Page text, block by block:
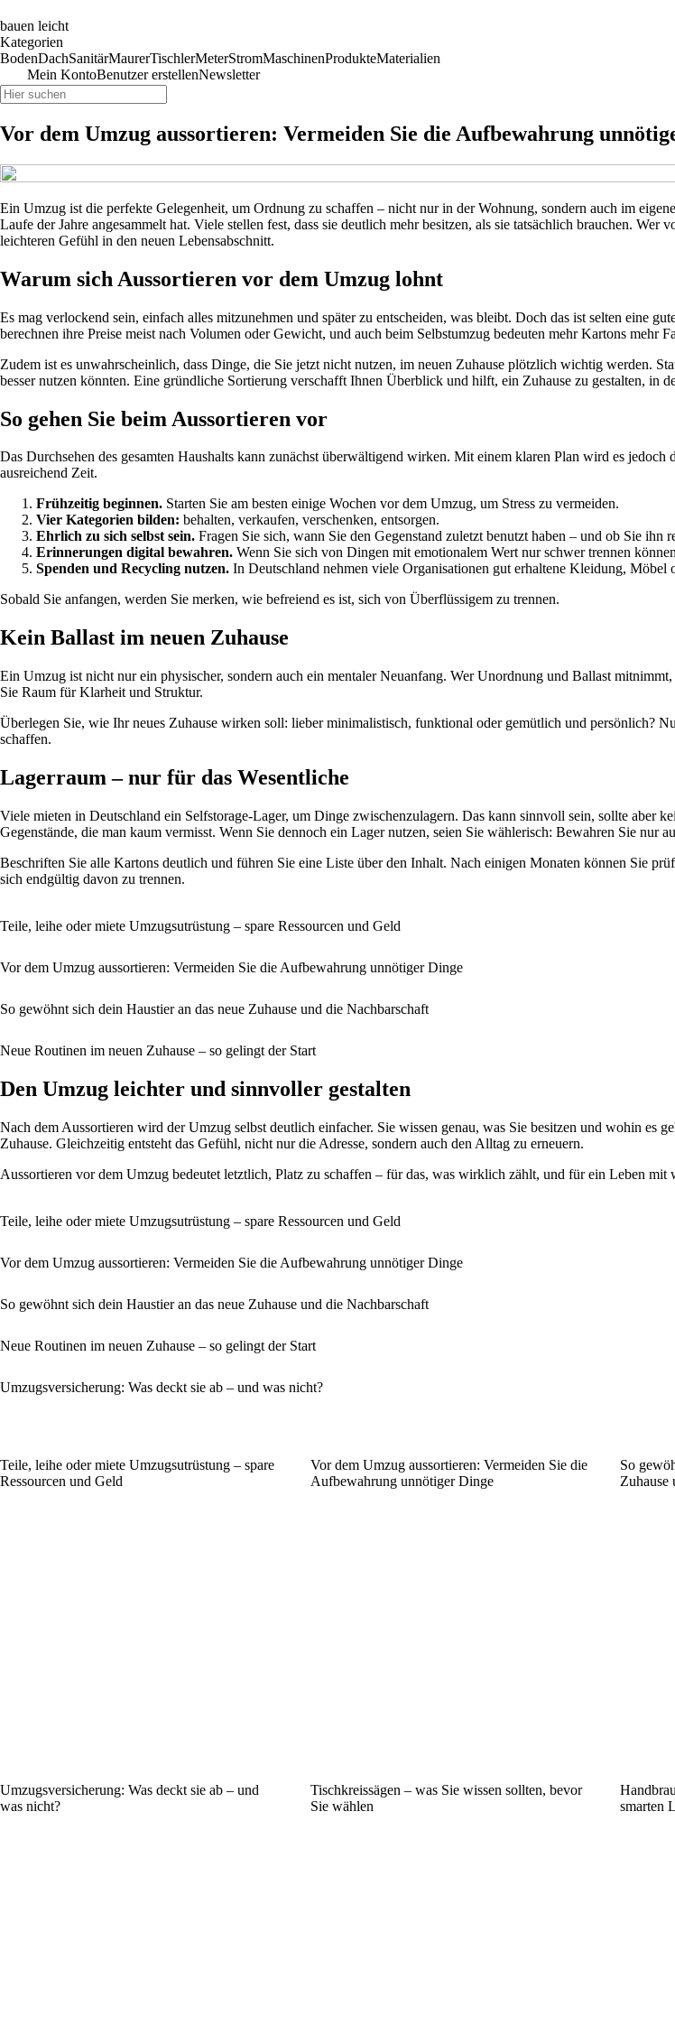
bauen leicht
Kategorien
BodenDachSanitärMaurerTischlerMeterStromMaschinenProdukteMaterialien
Mein KontoBenutzer erstellenNewsletter
Vor dem Umzug aussortieren: Vermeiden Sie die Aufbewahrung
Ein Umzug ist die perfekte Gelegenheit, um Ordnung zu schaffen – nicht nur in der Wohnung, sondern auch im
Laufe der Jahre angesammelt hat. Viele stellen fest, dass sie deutlich mehr besitzen, als sie tatsächlich brauchen.
leichteren Gefühl in den neuen Lebensabschnitt.
Warum sich Aussortieren vor dem Umzug lohnt
Es mag verlockend sein, einfach alles mitzunehmen und später zu entscheiden, was bleibt. Doch das ist selten eine
berechnen ihre Preise meist nach Volumen oder Gewicht, und auch beim Selbstumzug bedeuten mehr Kartons mehr
Zudem ist es unwahrscheinlich, dass Dinge, die Sie jetzt nicht nutzen, im neuen Zuhause plötzlich wichtig werden.
besser nutzen könnten. Eine gründliche Sortierung verschafft Ihnen Überblick und hilft, ein Zuhause zu gestalten, in
So gehen Sie beim Aussortieren vor
Das Durchsehen des gesamten Haushalts kann zunächst überwältigend wirken. Mit einem klaren Plan wird es
ausreichend Zeit.
Frühzeitig beginnen. Starten Sie am besten einige Wochen vor dem Umzug, um Stress zu vermeiden.
Vier Kategorien bilden: behalten, verkaufen, verschenken, entsorgen.
Ehrlich zu sich selbst sein. Fragen Sie sich, wann Sie den Gegenstand zuletzt benutzt haben – und ob Sie ihn
Erinnerungen digital bewahren. Wenn Sie sich von Dingen mit emotionalem Wert nur schwer trennen
Spenden und Recycling nutzen. In Deutschland nehmen viele Organisationen gut erhaltene Kleidung,
Sobald Sie anfangen, werden Sie merken, wie befreiend es ist, sich von Überflüssigem zu trennen.
Kein Ballast im neuen Zuhause
Ein Umzug ist nicht nur ein physischer, sondern auch ein mentaler Neuanfang. Wer Unordnung und Ballast
Sie Raum für Klarheit und Struktur.
Überlegen Sie, wie Ihr neues Zuhause wirken soll: lieber minimalistisch, funktional oder gemütlich und persönlich?
schaffen.
Lagerraum – nur für das Wesentliche
Viele mieten in Deutschland ein Selfstorage-Lager, um Dinge zwischenzulagern. Das kann sinnvoll sein, sollte aber
Gegenstände, die man kaum vermisst. Wenn Sie dennoch ein Lager nutzen, seien Sie wählerisch: Bewahren Sie nur
Beschriften Sie alle Kartons deutlich und führen Sie eine Liste über den Inhalt. Nach einigen Monaten können Sie
sich endgültig davon zu trennen.
Teile, leihe oder miete Umzugsutrüstung – spare Ressourcen und Geld
Vor dem Umzug aussortieren: Vermeiden Sie die Aufbewahrung unnötiger Dinge
So gewöhnt sich dein Haustier an das neue Zuhause und die Nachbarschaft
Neue Routinen im neuen Zuhause – so gelingt der Start
Den Umzug leichter und sinnvoller gestalten
Nach dem Aussortieren wird der Umzug selbst deutlich einfacher. Sie wissen genau, was Sie besitzen und wohin es
Zuhause. Gleichzeitig entsteht das Gefühl, nicht nur die Adresse, sondern auch den Alltag zu erneuern.
Aussortieren vor dem Umzug bedeutet letztlich, Platz zu schaffen – für das, was wirklich zählt, und für ein Leben mit
Teile, leihe oder miete Umzugsutrüstung – spare Ressourcen und Geld
Vor dem Umzug aussortieren: Vermeiden Sie die Aufbewahrung unnötiger Dinge
So gewöhnt sich dein Haustier an das neue Zuhause und die Nachbarschaft
Neue Routinen im neuen Zuhause – so gelingt der Start
Umzugsversicherung: Was deckt sie ab – und was nicht?
Teile, leihe oder miete Umzugsutrüstung – spare
Ressourcen und Geld
Vor dem Umzug aussortieren: Vermeiden Sie die
Aufbewahrung unnötiger Dinge
So
Zuhause
Umzugsversicherung: Was deckt sie ab – und
was nicht?
Tischkreissägen – was Sie wissen sollten, bevor
Sie wählen
smarten